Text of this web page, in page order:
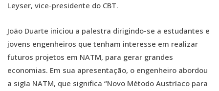
Leyser, vice-presidente do CBT.
João Duarte iniciou a palestra dirigindo-se a estudantes e
jovens engenheiros que tenham interesse em realizar
futuros projetos em NATM, para gerar grandes
economias. Em sua apresentação, o engenheiro abordou
a sigla NATM, que significa “Novo Método Austríaco para